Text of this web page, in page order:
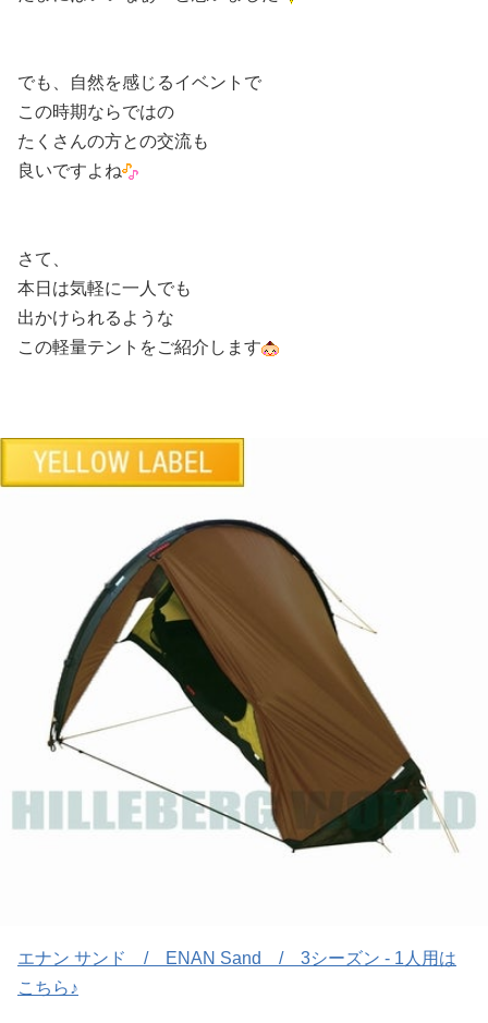
でも、自然を感じるイベントで
この時期ならではの
たくさんの方との交流も
良いですよね
さて、
本日は気軽に一人でも
出かけられるような
この軽量テントをご紹介します
エナン サンド / ENAN Sand / 3シーズン - 1人用は
こちら♪